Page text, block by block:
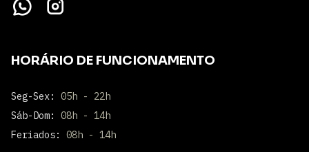
HORÁRIO DE FUNCIONAMENTO
Seg-Sex:
05h - 22h
Sáb-Dom:
08h - 14h
Feriados:
08h - 14h